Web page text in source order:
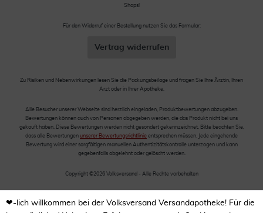
Shops!
Für den Widerruf einer Bestellung nutzen Sie das Formular:
Vertrag widerrufen
Zu Risiken und Nebenwirkungen lesen Sie die Packungsbeilage und fragen Sie Ihre Ärztin, Ihren
Arzt oder in Ihrer Apotheke.
Alle Besucher unserer Webseite sind herzlich eingeladen, Produktbewertungen abzugeben.
Bewertungen können auch von Personen abgegeben werden, die das Produkt nicht bei uns
gekauft haben. Diese Bewertungen werden nicht gesondert gekennzeichnet. Bitte beachten Sie,
dass alle Bewertungen unserer Bewertungsrichtlinie entsprechen müssen. Jede eingehende
Bewertung wird einer sorgfältigen manuellen Authentizitätskontrolle unterzogen und kann
gegebenfalls abgelehnt oder gelöscht werden.
Copyright ©2026 Volksversand - Alle Rechte vorbehalten
❤-lich willkommen bei der Volksversand Versandapotheke! Für die